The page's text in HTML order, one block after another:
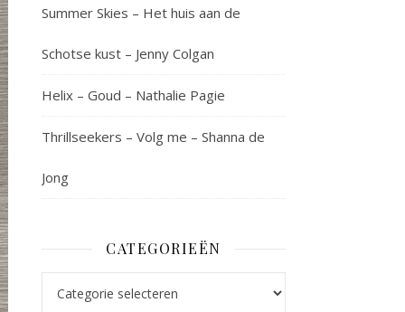
Summer Skies – Het huis aan de
Schotse kust – Jenny Colgan
Helix – Goud – Nathalie Pagie
Thrillseekers – Volg me – Shanna de
Jong
CATEGORIEËN